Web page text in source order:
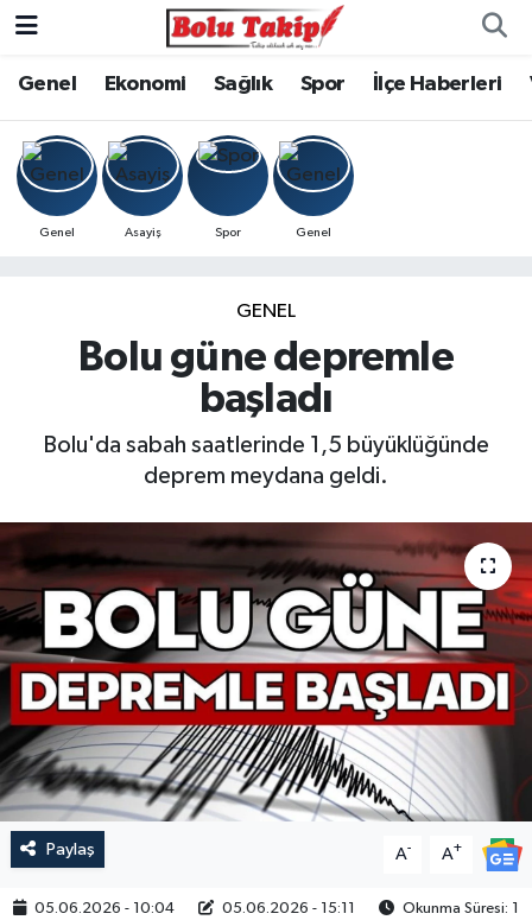
Genel Ekonomi Sağlık Spor İlçe Haberleri
Genel Asayiş Spor Genel
GENEL
Bolu güne depremle
başladı
Bolu'da sabah saatlerinde 1,5 büyüklüğünde
deprem meydana geldi.
Paylaş A- A+
05.06.2026 - 10:04 05.06.2026 - 15:11
Okunma Süresi: 1